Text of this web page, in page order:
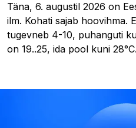
Täna, 6. augustil 2026 on
ilm. Kohati sajab hoovihma.
tugevneb 4-10, puhanguti
on 19..25, ida pool kuni 28°C.